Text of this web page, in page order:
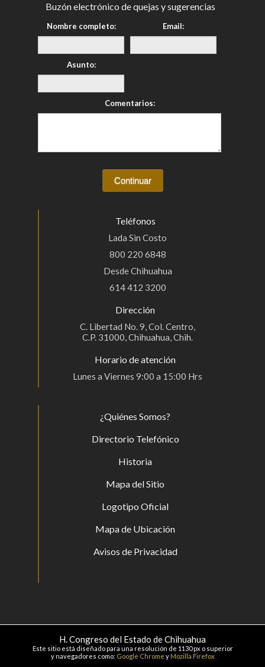
Buzón electrónico de quejas y sugerencias
Nombre completo: Email:
Asunto:
Comentarios:
Teléfonos
Lada Sin Costo
800 220 6848
Desde Chihuahua
614 412 3200
Dirección
C. Libertad No. 9, Col. Centro,
C.P. 31000, Chihuahua, Chih.
Horario de atención
Lunes a Viernes 9:00 a 15:00 Hrs
¿Quiénes Somos?
Directorio Telefónico
Historia
Mapa del Sitio
Logotipo Oficial
Mapa de Ubicación
Avisos de Privacidad
H. Congreso del Estado de Chihuahua
Este sitio está diseñado para una resolución de 1130 px o superior
y navegadores como: Google Chrome y Mozilla Firefox